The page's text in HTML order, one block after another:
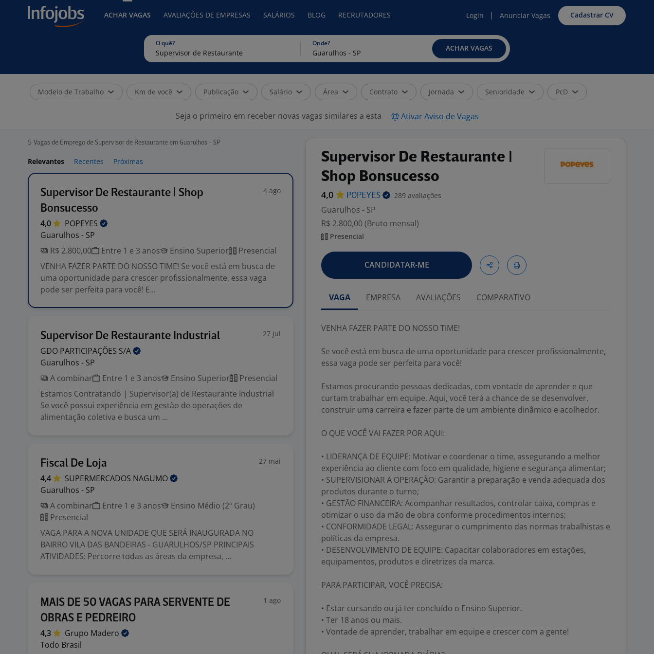
ACHAR VAGAS AVALIAÇÕES DE EMPRESAS SALÁRIOS BLOG RECRUTADORES Login Anunciar Vagas Cadastrar CV
O quê? Onde?
ACHAR VAGAS
Modelo de Trabalho Km de você Publicação Salário Área Contrato Jornada Senioridade PcD
Seja o primeiro em receber novas vagas similares a esta Ativar Aviso de Vagas
5 Vagas de Emprego de Supervisor de Restaurante em Guarulhos - SP
Relevantes Recentes Próximas
Supervisor De Restaurante | Shop
Bonsucesso
4 ago
4,0
POPEYES
Guarulhos - SP
R$ 2.800,00
Entre 1 e 3 anos Ensino Superior
Presencial
VENHA FAZER PARTE DO NOSSO TIME! Se você está em busca de
uma oportunidade para crescer profissionalmente, essa vaga
pode ser perfeita para você! E...
Supervisor De Restaurante Industrial 27 jul
GDO PARTICIPAÇÕES S/A
Guarulhos - SP
A combinar
Entre 1 e 3 anos Ensino Superior
Presencial
Estamos Contratando | Supervisor(a) de Restaurante Industrial
Se você possui experiência em gestão de operações de
alimentação coletiva e busca um ...
Fiscal De Loja 27 mai
4,4 SUPERMERCADOS NAGUMO
Guarulhos - SP
A combinar
Entre 1 e 3 anos
Ensino Médio (2º Grau)
Presencial
VAGA PARA A NOVA UNIDADE QUE SERÁ INAUGURADA NO
BAIRRO VILA DAS BANDEIRAS - GUARULHOS/SP PRINCIPAIS
ATIVIDADES: Percorre todas as áreas da empresa, ...
MAIS DE 50 VAGAS PARA SERVENTE DE
OBRAS E PEDREIRO
1 ago
4,3 Grupo Madero
Todo Brasil
Supervisor De Restaurante |
Shop Bonsucesso
4,0 POPEYES 289 avaliações
Guarulhos - SP
R$ 2.800,00 (Bruto mensal)
Presencial
CANDIDATAR-ME
VAGA EMPRESA AVALIAÇÕES COMPARATIVO
VENHA FAZER PARTE DO NOSSO TIME!
Se você está em busca de uma oportunidade para crescer profissionalmente,
essa vaga pode ser perfeita para você!
Estamos procurando pessoas dedicadas, com vontade de aprender e que
curtam trabalhar em equipe. Aqui, você terá a chance de se desenvolver,
construir uma carreira e fazer parte de um ambiente dinâmico e acolhedor.
O QUE VOCÊ VAI FAZER POR AQUI:
• LIDERANÇA DE EQUIPE: Motivar e coordenar o time, assegurando a melhor
experiência ao cliente com foco em qualidade, higiene e segurança alimentar;
• SUPERVISIONAR A OPERAÇÃO: Garantir a preparação e venda adequada dos
produtos durante o turno;
• GESTÃO FINANCEIRA: Acompanhar resultados, controlar caixa, compras e
otimizar o uso da mão de obra conforme procedimentos internos;
• CONFORMIDADE LEGAL: Assegurar o cumprimento das normas trabalhistas e
políticas da empresa.
• DESENVOLVIMENTO DE EQUIPE: Capacitar colaboradores em estações,
equipamentos, produtos e diretrizes da marca.
PARA PARTICIPAR, VOCÊ PRECISA:
• Estar cursando ou já ter concluído o Ensino Superior.
• Ter 18 anos ou mais.
• Vontade de aprender, trabalhar em equipe e crescer com a gente!